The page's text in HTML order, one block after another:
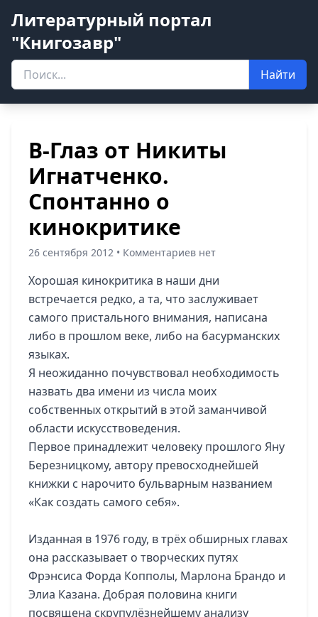
Литературный портал
"Книгозавр"
Найти
В-Глаз от Никиты
Игнатченко.
Спонтанно о
кинокритике
26 сентября 2012 • Комментариев нет
Хорошая кинокритика в наши дни
встречается редко, а та, что заслуживает
самого пристального внимания, написана
либо в прошлом веке, либо на басурманских
языках.
Я неожиданно почувствовал необходимость
назвать два имени из числа моих
собственных открытий в этой заманчивой
области искусствоведения.
Первое принадлежит человеку прошлого Яну
Березницкому, автору превосходнейшей
книжки с нарочито бульварным названием
«Как создать самого себя».
Изданная в 1976 году, в трёх обширных главах
она рассказывает о творческих путях
Фрэнсиса Форда Копполы, Марлона Брандо и
Элиа Казана. Добрая половина книги
посвящена скрупулёзнейшему анализу